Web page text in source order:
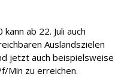
ab 22. Juli auch
Auslandszielen
jetzt auch beispielsweise
Min zu erreichen.